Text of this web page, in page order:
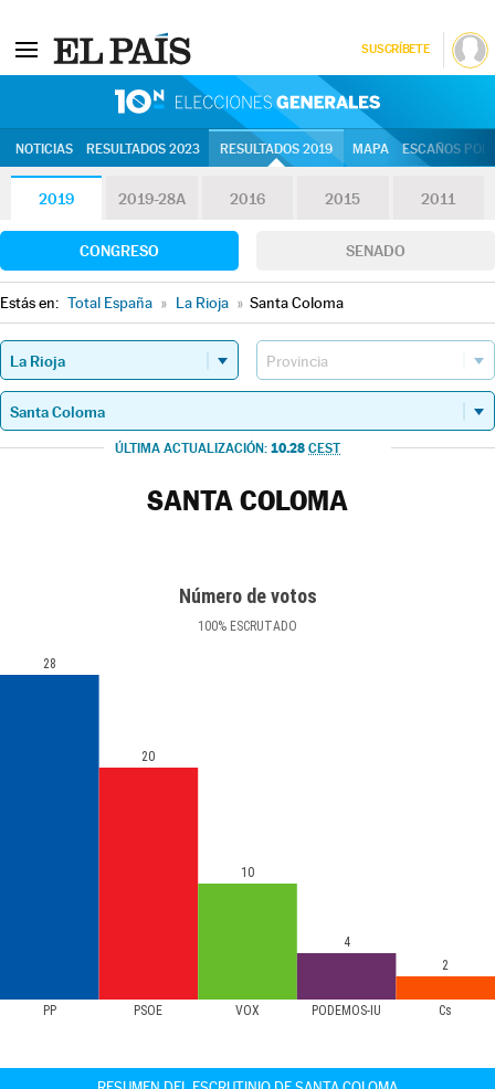
SUSCRÍBETE
NOTICIAS RESULTADOS 2023 RESULTADOS 2019 MAPA ESCAÑOS
2019 2019-28A 2016 2015 2011
CONGRESO SENADO
Estás en: Total España » La Rioja » Santa Coloma
ÚLTIMA ACTUALIZACIÓN: 10.28 CEST
SANTA COLOMA
Número de votos
100% ESCRUTADO
PP PSOE VOX PODEMOS-IU Cs
28
20
10
4
2